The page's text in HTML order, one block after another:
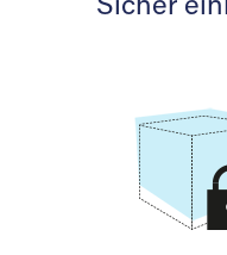
Sicher